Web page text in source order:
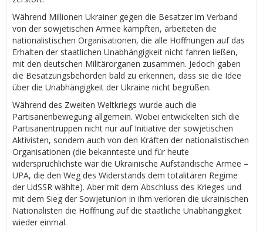
Während Millionen Ukrainer gegen die Besatzer im Verband
von der sowjetischen Armee kämpften, arbeiteten die
nationalistischen Organisationen, die alle Hoffnungen auf das
Erhalten der staatlichen Unabhängigkeit nicht fahren ließen,
mit den deutschen Militärorganen zusammen. Jedoch gaben
die Besatzungsbehörden bald zu erkennen, dass sie die Idee
über die Unabhängigkeit der Ukraine nicht begrüßen.
Während des Zweiten Weltkriegs wurde auch die
Partisanenbewegung allgemein. Wobei entwickelten sich die
Partisanentruppen nicht nur auf Initiative der sowjetischen
Aktivisten, sondern auch von den Kräften der nationalistischen
Organisationen (die bekannteste und für heute
widersprüchlichste war die Ukrainische Aufständische Armee –
UPA, die den Weg des Widerstands dem totalitären Regime
der UdSSR wählte). Aber mit dem Abschluss des Krieges und
mit dem Sieg der Sowjetunion in ihm verloren die ukrainischen
Nationalisten die Hoffnung auf die staatliche Unabhängigkeit
wieder einmal.